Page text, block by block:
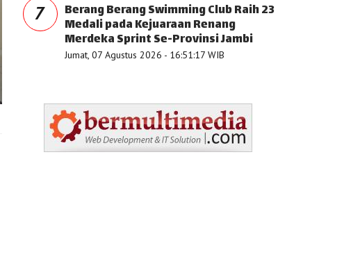
7 Berang Berang Swimming Club Raih 23
Medali pada Kejuaraan Renang
Merdeka Sprint Se-Provinsi Jambi
Jumat, 07 Agustus 2026 - 16:51:17 WIB